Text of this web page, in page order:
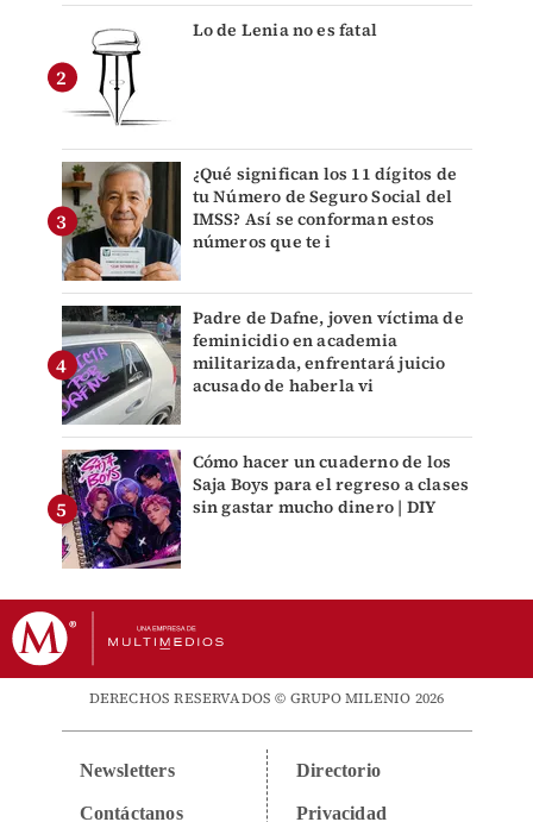
Lo de Lenia no es fatal
¿Qué significan los 11 dígitos de
tu Número de Seguro Social del
IMSS? Así se conforman estos
números que te i
Padre de Dafne, joven víctima de
feminicidio en academia
militarizada, enfrentará juicio
acusado de haberla vi
Cómo hacer un cuaderno de los
Saja Boys para el regreso a clases
sin gastar mucho dinero | DIY
DERECHOS RESERVADOS © GRUPO MILENIO 2026
Newsletters
Contáctanos
Directorio
Privacidad